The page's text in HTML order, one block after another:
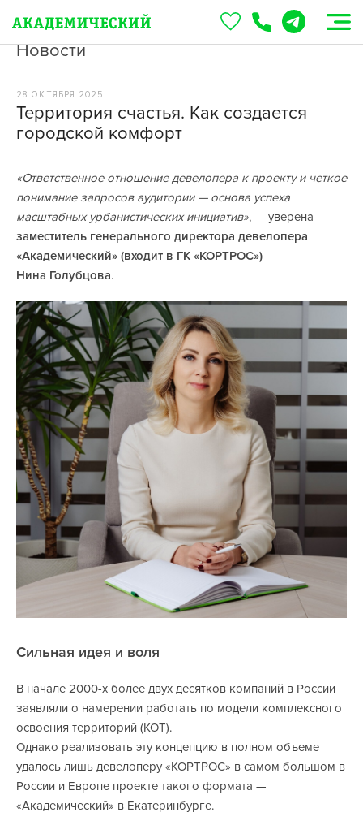
Новости
28 ОКТЯБРЯ 2025
Территория счастья. Как создается
городской комфорт
«Ответственное отношение девелопера к проекту и четкое
понимание запросов аудитории — основа успеха
масштабных урбанистических инициатив», — уверена
заместитель генерального директора девелопера
«Академический» (входит в ГК «КОРТРОС»)
Нина Голубцова.
Сильная идея и воля
В начале 2000-х более двух десятков компаний в России
заявляли о намерении работать по модели комплексного
освоения территорий (КОТ).
Однако реализовать эту концепцию в полном объеме
удалось лишь девелоперу «КОРТРОС» в самом большом в
России и Европе проекте такого формата —
«Академический» в Екатеринбурге.